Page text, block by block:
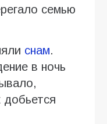
семью
снам.
в ночь
добьется